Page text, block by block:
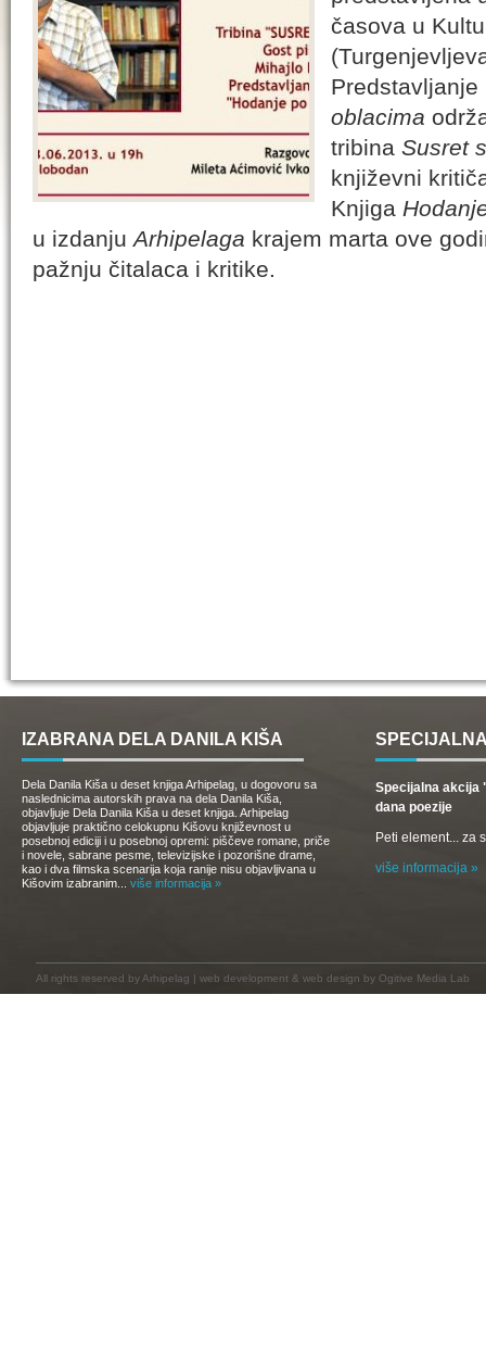
časova u
oblacima
tribina Susret
književni
Knjiga
u izdanjuArhipelaga krajem marta ove
pažnju čitalaca i kritike.
IZABRANA DELA DANILA KIŠA
Dela Danila Kiša u deset knjiga Arhipelag, u dogovoru sa
naslednicima autorskih prava na dela Danila Kiša,
objavljuje Dela Danila Kiša u deset knjiga. Arhipelag
objavljuje praktično celokupnu Kišovu književnost u
posebnoj ediciji i u posebnoj opremi: piščeve romane, priče
i novele, sabrane pesme, televizijske i pozorišne drame,
kao i dva filmska scenarija koja ranije nisu objavljivana u
Kišovim izabranim... više informacija »
Specijalna akcija
dana poezije
Peti element... za
više informacija »
All rights reserved by Arhipelag | web development & web design by Ogitive Media Lab